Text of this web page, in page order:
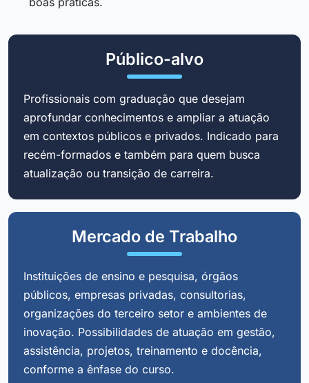
Público-alvo
Profissionais com graduação que desejam
aprofundar conhecimentos e ampliar a atuação
em contextos públicos e privados. Indicado para
recém-formados e também para quem busca
atualização ou transição de carreira.
Mercado de Trabalho
Instituições de ensino e pesquisa, órgãos
públicos, empresas privadas, consultorias,
organizações do terceiro setor e ambientes de
inovação. Possibilidades de atuação em gestão,
assistência, projetos, treinamento e docência,
conforme a ênfase do curso.